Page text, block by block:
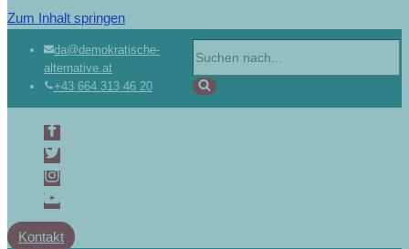
Zum Inhalt springen
da@demokratische-
alternative.at
+43 664 313 46 20
Kontakt